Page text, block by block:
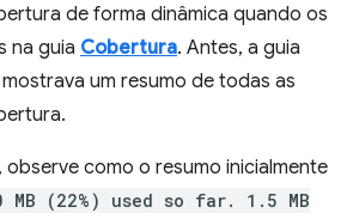
de forma dinâmica quando os
na guia Cobertura. Antes, a guia
um resumo de todas as
observe como o resumo inicialmente
(22%) used so far. 1.5 MB